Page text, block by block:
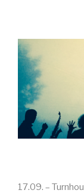
17.09. –